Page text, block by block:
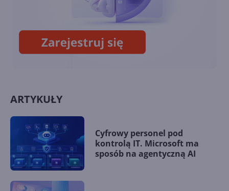
Windows Vista do lamusa! XP
jeszcze 2 lata!
ARTYKUŁY
Cyfrowy personel pod
kontrolą IT. Microsoft ma
sposób na agentyczną AI